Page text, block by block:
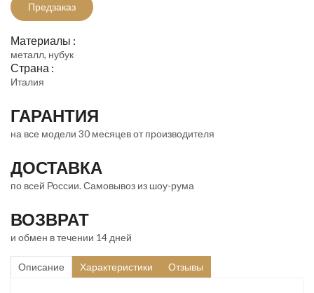
Предзаказ
Материалы :
металл, нубук
Страна :
Италия
ГАРАНТИЯ
на все модели 30 месяцев от производителя
ДОСТАВКА
по всей России. Самовывоз из шоу-рума
ВОЗВРАТ
и обмен в течении 14 дней
Описание Характеристики Отзывы